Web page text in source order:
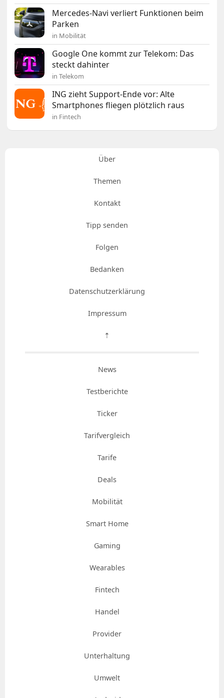
Mercedes-Navi verliert Funktionen beim
Parken
in Mobilität
Google One kommt zur Telekom: Das
steckt dahinter
in Telekom
ING zieht Support-Ende vor: Alte
Smartphones fliegen plötzlich raus
in Fintech
Über
Themen
Kontakt
Tipp senden
Folgen
Bedanken
Datenschutzerklärung
Impressum
⇡
News
Testberichte
Ticker
Tarifvergleich
Tarife
Deals
Mobilität
Smart Home
Gaming
Wearables
Fintech
Handel
Provider
Unterhaltung
Umwelt